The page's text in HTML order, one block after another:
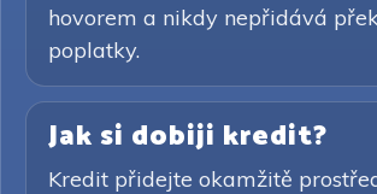
hovorem a nikdy nepřidává
poplatky.
Jak si dobiji kredit?
Kredit přidejte okamžitě